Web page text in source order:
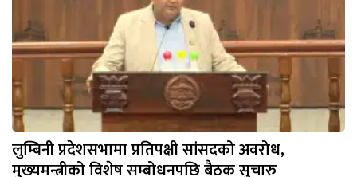
लुम्बिनी प्रदेशसभामा प्रतिपक्षी सांसदको अवरोध,
मुख्यमन्त्रीको विशेष सम्बोधनपछि बैठक सुचारु